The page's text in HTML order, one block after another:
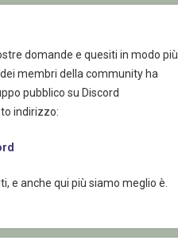
domande e quesiti in modo più
membri della community ha
pubblico su Discord
indirizzo:
e anche qui più siamo meglio è.